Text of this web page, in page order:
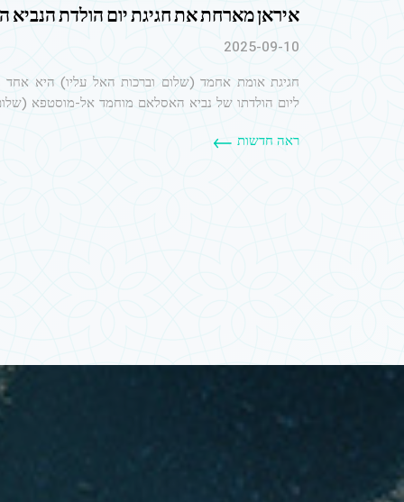
איראן מארחת את חגיגת יום הולדת הנביא
2025-09-10
חגיגת אומת אחמד (שלום וברכות האל עליו) היא אחד
ליום הולדתו של נביא האסלאם מוחמד אל-מוסטפא
ראה חדשות